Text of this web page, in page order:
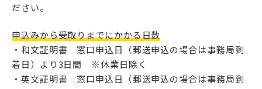
サイトポリシー プライバシーポリシー
ださい。
申込みから受取りまでにかかる日数
・和文証明書 窓口申込日（郵送申込の場合は事務局到
着日）より3日間 ※休業日除く
・英文証明書 窓口申込日（郵送申込の場合は事務局到